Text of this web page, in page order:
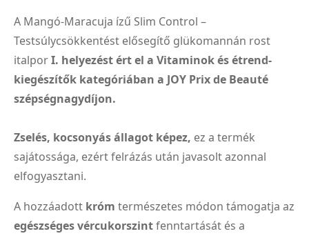
A Mangó-Maracuja ízű Slim Control –
Testsúlycsökkentést elősegítő glükomannán rost
italporI. helyezést ért el a Vitaminok és étrend-
kiegészítők kategóriában a JOY Prix de Beauté
szépségnagydíjon.
Zselés, kocsonyás állagot képez, ez a termék
sajátossága, ezért felrázás után javasolt azonnal
elfogyasztani.
A hozzáadott króm természetes módon támogatja az
egészséges vércukorszintfenntartását és a